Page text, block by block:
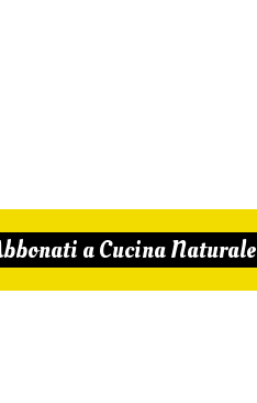
a Cucina Naturale